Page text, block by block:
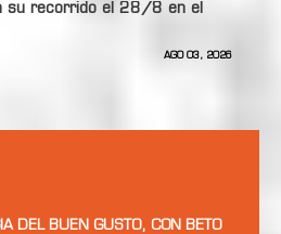
su recorrido el 28/8 en el
AGO 03, 2026
DEL BUEN GUSTO, CON BETO